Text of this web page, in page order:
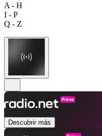
A - H
I - P
Q - Z
Descubrir más